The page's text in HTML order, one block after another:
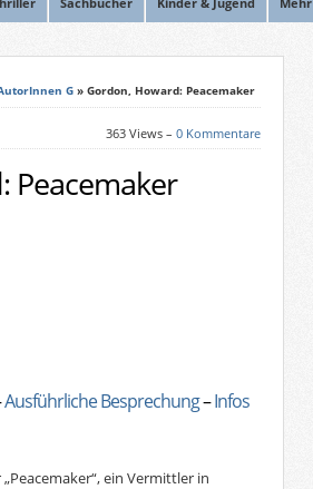
Sachbücher Kinder & Jugend Mehr
G » Gordon, Howard: Peacemaker
363 Views – 0 Kommentare
Peacemaker
Ausführliche Besprechung–Infos
ein Vermittler in